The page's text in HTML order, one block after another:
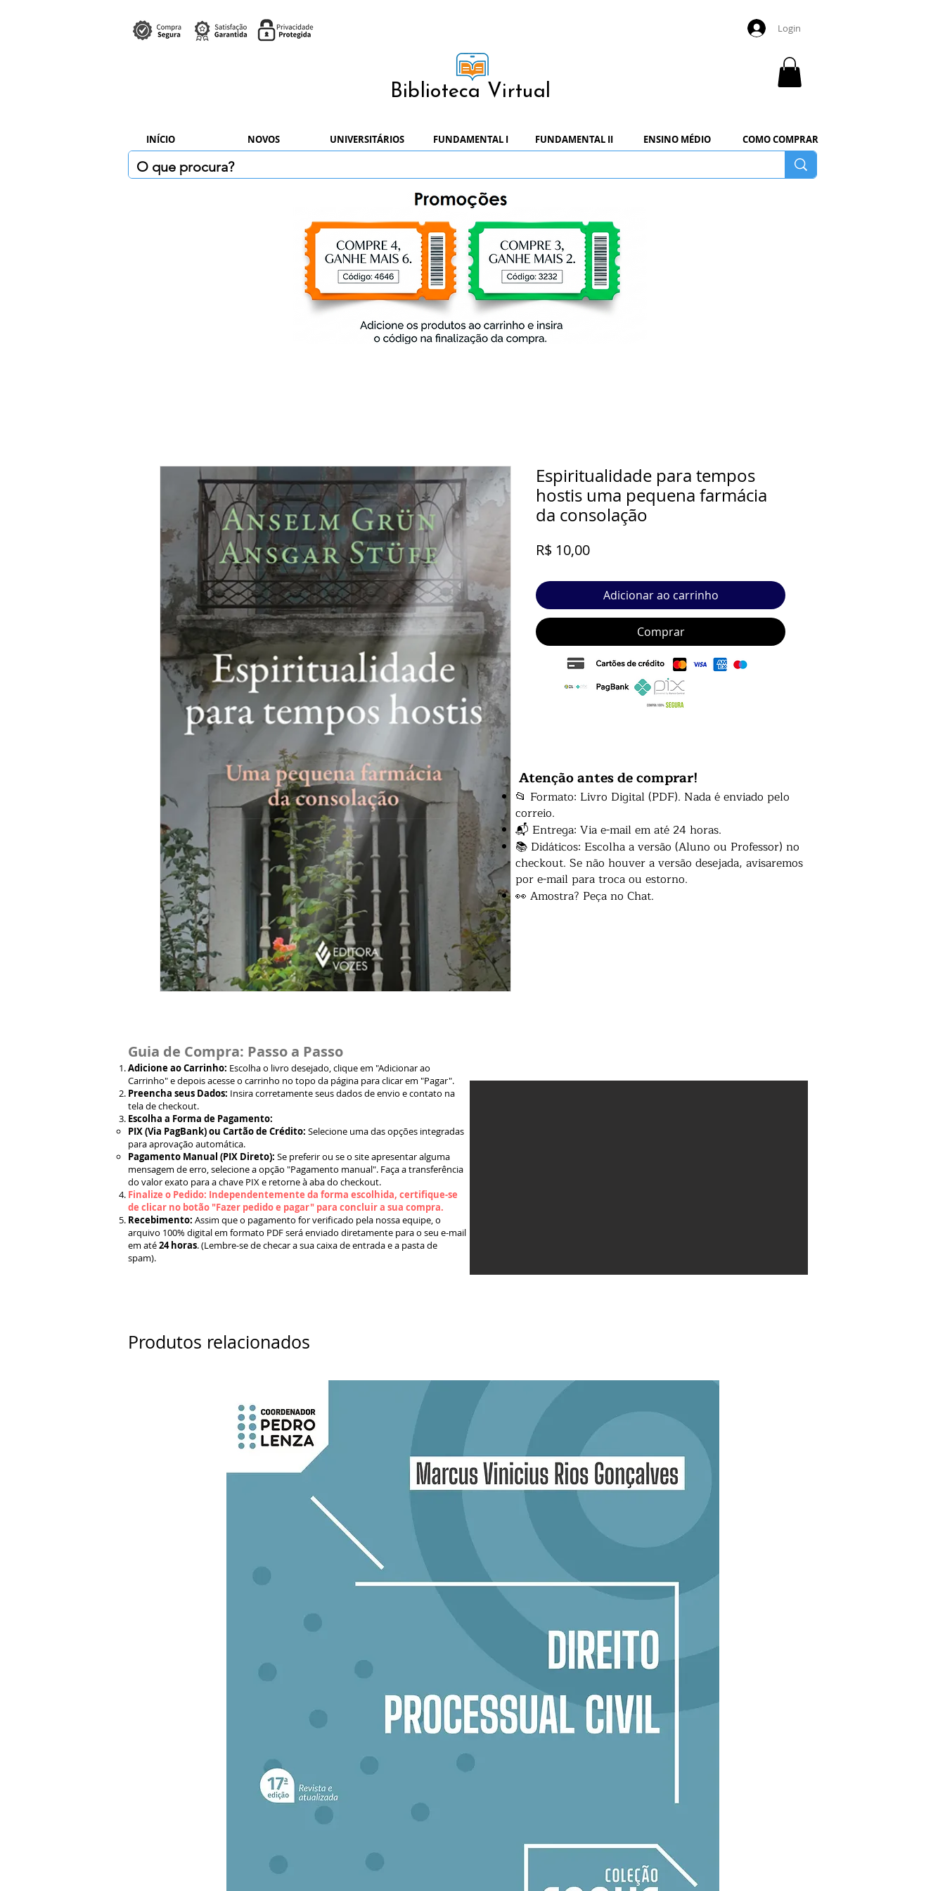
Login
Biblioteca Virtual
INÍCIO NOVOS UNIVERSITÁRIOS FUNDAMENTAL I FUNDAMENTAL II ENSINO MÉDIO COMO COMPRAR
Espiritualidade para tempos
hostis uma pequena farmácia
da consolação
R$ 10,00Preço
Adicionar ao carrinho
Comprar
Atenção antes de comprar!
📂 Formato: Livro Digital (PDF). Nada é enviado pelo
correio.
📬 Entrega: Via e-mail em até 24 horas.
📚 Didáticos: Escolha a versão (Aluno ou Professor) no
checkout. Se não houver a versão desejada, avisaremos
por e-mail para troca ou estorno.
👀 Amostra? Peça no Chat.
Guia de Compra: Passo a Passo
Adicione ao Carrinho: Escolha o livro desejado, clique em "Adicionar ao
Carrinho" e depois acesse o carrinho no topo da página para clicar em "Pagar".
Preencha seus Dados: Insira corretamente seus dados de envio e contato na
tela de checkout.
Escolha a Forma de Pagamento:
PIX (Via PagBank) ou Cartão de Crédito: Selecione uma das opções integradas
para aprovação automática.
Pagamento Manual (PIX Direto): Se preferir ou se o site apresentar alguma
mensagem de erro, selecione a opção "Pagamento manual". Faça a transferência
do valor exato para a chave PIX e retorne à aba do checkout.
Finalize o Pedido: Independentemente da forma escolhida, certifique-se
de clicar no botão "Fazer pedido e pagar" para concluir a sua compra.
Recebimento: Assim que o pagamento for verificado pela nossa equipe, o
arquivo 100% digital em formato PDF será enviado diretamente para o seu e-mail
em até24 horas. (Lembre-se de checar a sua caixa de entrada e a pasta de
spam).
Produtos relacionados